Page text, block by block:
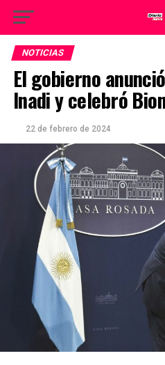
NOTICIAS
El gobierno
Inadi y celebró
22 de febrero de 2024